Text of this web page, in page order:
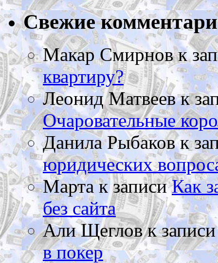
Свежие
Макар Смирновк
квартиру?
Леонид Матвеевк
Очаровательные
Данила Рыбаковк
юридических
Мартак записиКак
без сайта
Али Щегловк
в покер